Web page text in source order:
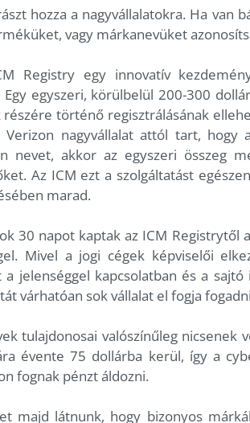
hozza a nagyvállalatokra. Ha van
vagy márkanevüket
Registry egy innovatív
Egy egyszeri, körülbelül 200-300
történő regisztrálásának
nagyvállalat attól tart, hogy
nevet, akkor az egyszeri összeg
Az ICM ezt a szolgáltatást
marad.
30 napot kaptak az ICM Registrytől
Mivel a jogi cégek képviselői
jelenséggel kapcsolatban és a
várhatóan sok vállalat el fogja
tulajdonosai valószínűleg nicsenek
évente 75 dollárba kerül, így a
fognak pénzt áldozni.
majd látnunk, hogy bizonyos